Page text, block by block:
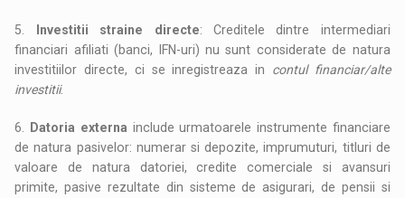
5. Investitii straine directe: Creditele dintre intermediari
financiari afiliati (banci, IFN-uri) nu sunt considerate de natura
investitiilor directe, ci se inregistreaza in contul financiar/alte
investitii.
6. Datoria externa include urmatoarele instrumente financiare
de natura pasivelor: numerar si depozite, imprumuturi, titluri de
valoare de natura datoriei, credite comerciale si avansuri
primite, pasive rezultate din sisteme de asigurari, de pensii si